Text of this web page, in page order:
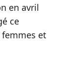
en avril
ce
et